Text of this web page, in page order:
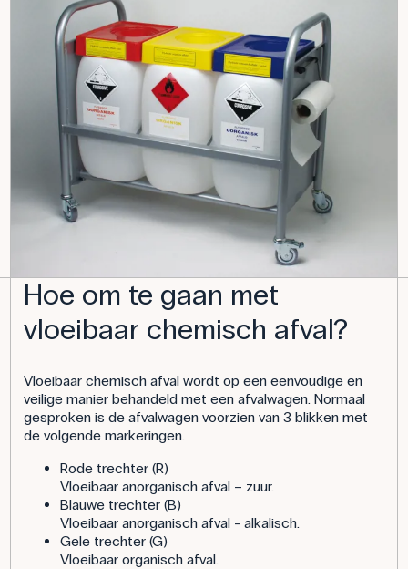
Hoe om te gaan met
vloeibaar chemisch afval?
Vloeibaar chemisch afval wordt op een eenvoudige en
veilige manier behandeld met een afvalwagen. Normaal
gesproken is de afvalwagen voorzien van 3 blikken met
de volgende markeringen.
Rode trechter (R)
Vloeibaar anorganisch afval – zuur.
Blauwe trechter (B)
Vloeibaar anorganisch afval - alkalisch.
Gele trechter (G)
Vloeibaar organisch afval.